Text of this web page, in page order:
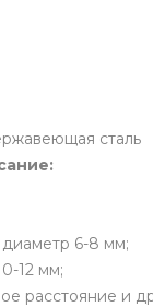
сталь
6-8 мм;
12 мм;
расстояние и